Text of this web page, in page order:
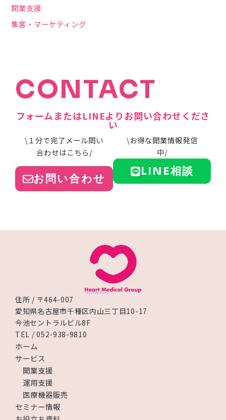
開業支援
集客・マーケティング
CONTACT
フォームまたはLINEよりお問い合わせくださ
い
\１分で完了メール問い
合わせはこちら/
お問い合わせ
\お得な開業情報発信
中/
LINE相談
住所 / 〒464-007
愛知県名古屋市千種区内山三丁目10-17
今池セントラルビル8F
TEL / 052-938-9810
ホーム
サービス
開業支援
運用支援
医療機器販売
セミナー情報